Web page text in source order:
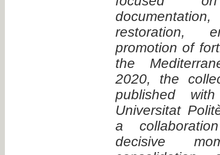
restoration,
promotion of
the
2020, the
published
Universitat
a
decisive